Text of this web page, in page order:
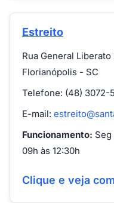
Estreito
Rua General
Florianópolis - SC
Telefone: (48) 3072-
E-mail:
Funcionamento: Seg
09h às 12:30h
Clique e veja